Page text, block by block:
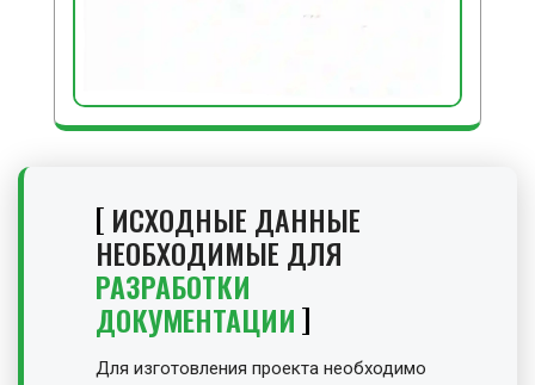
ИСХОДНЫЕ ДАННЫЕ
НЕОБХОДИМЫЕ ДЛЯ
РАЗРАБОТКИ
ДОКУМЕНТАЦИИ
Для изготовления проекта необходимо